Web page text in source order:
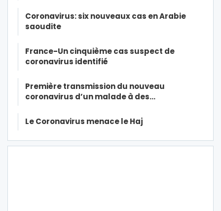
Coronavirus: six nouveaux cas en Arabie
saoudite
France-Un cinquième cas suspect de
coronavirus identifié
Première transmission du nouveau
coronavirus d’un malade à des…
Le Coronavirus menace le Haj